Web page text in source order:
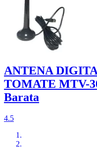
ANTENA
TOMATE MTV-
Barata
4.5